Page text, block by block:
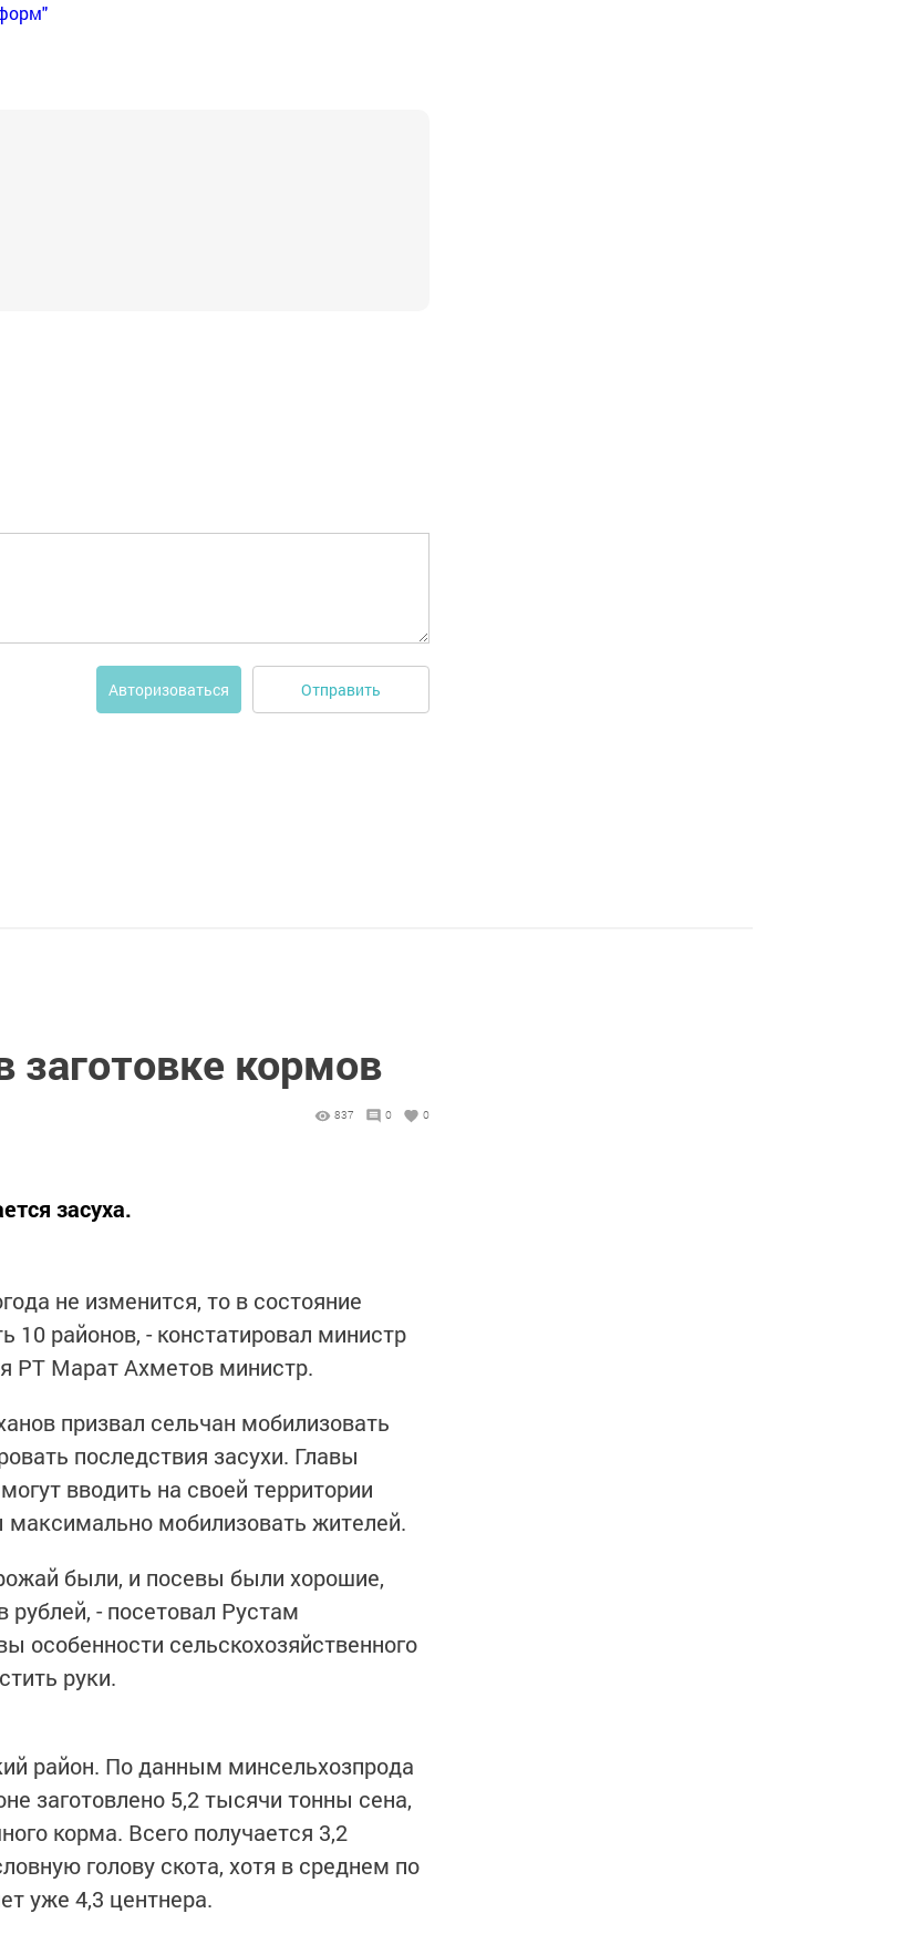
Авторизоваться Отправить
кормов
837 0 0
засуха.
не изменится, то в состояние
10 районов, - констатировал министр
РТ Марат Ахметов министр.
призвал сельчан мобилизовать
последствия засухи. Главы
вводить на своей территории
мобилизовать жителей.
были, и посевы были хорошие,
- посетовал Рустам
особенности сельскохозяйственного
руки.
район. По данным минсельхозпрода
заготовлено 5,2 тысячи тонны сена,
корма. Всего получается 3,2
голову скота, хотя в среднем по
уже 4,3 центнера.